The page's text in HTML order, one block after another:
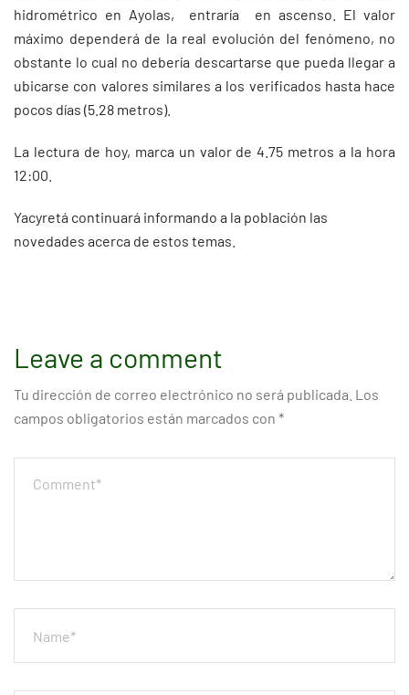
hidrométrico en Ayolas, entraría en ascenso. El valor
máximo dependerá de la real evolución del fenómeno, no
obstante lo cual no debería descartarse que pueda llegar a
ubicarse con valores similares a los verificados hasta hace
pocos días (5.28 metros).
La lectura de hoy, marca un valor de 4.75 metros a la hora
12:00.
Yacyretá continuará informando a la población las
novedades acerca de estos temas.
Leave a comment
Tu dirección de correo electrónico no será publicada. Los
campos obligatorios están marcados con *